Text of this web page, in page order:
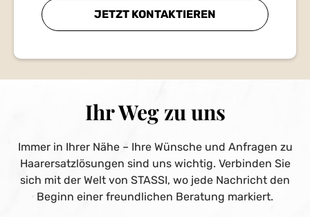
JETZT KONTAKTIEREN
Ihr Weg zu uns
Immer in Ihrer Nähe – Ihre Wünsche und Anfragen zu
Haarersatzlösungen sind uns wichtig. Verbinden Sie
sich mit der Welt von STASSI, wo jede Nachricht den
Beginn einer freundlichen Beratung markiert.